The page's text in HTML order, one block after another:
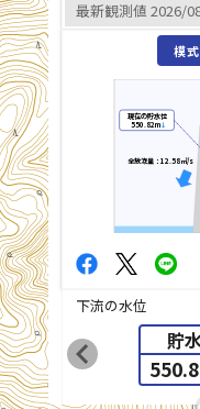
最新観測値 2026/
模
現在の貯水位
550.82m↓
全放流量：12.58㎥/s
下流の水位
貯
chevron_left